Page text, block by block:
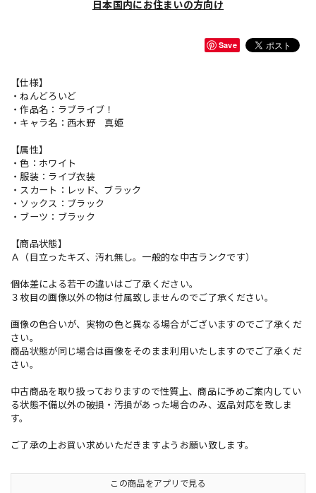
日本国内にお住まいの方向け
Save
【仕様】
・ねんどろいど
・作品名：ラブライブ！
・キャラ名：西木野 真姫
【属性】
・色：ホワイト
・服装：ライブ衣装
・スカート：レッド、ブラック
・ソックス：ブラック
・ブーツ：ブラック
【商品状態】
Ａ（目立ったキズ、汚れ無し。一般的な中古ランクです）
個体差による若干の違いはご了承ください。
３枚目の画像以外の物は付属致しませんのでご了承ください。
画像の色合いが、実物の色と異なる場合がございますのでご了承くだ
さい。
商品状態が同じ場合は画像をそのまま利用いたしますのでご了承くだ
さい。
中古商品を取り扱っておりますので性質上、商品に予めご案内してい
る状態不備以外の破損・汚損があった場合のみ、返品対応を致しま
す。
ご了承の上お買い求めいただきますようお願い致します。
この商品をアプリで見る